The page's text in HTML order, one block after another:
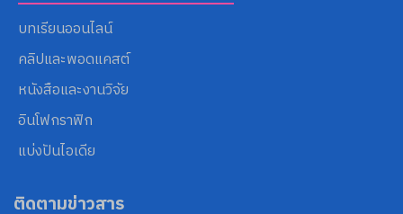
บทเรียนออนไลน์
คลิปและพอดแคสต์
หนังสือและงานวิจัย
อินโฟกราฟิก
แบ่งปันไอเดีย
ติดตามข่าวสาร